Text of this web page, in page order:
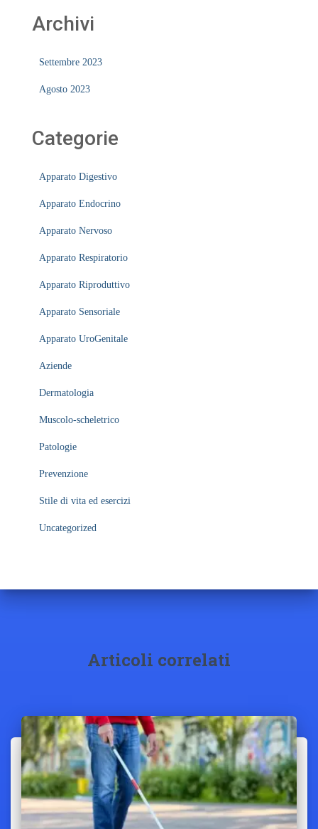
Archivi
Settembre 2023
Agosto 2023
Categorie
Apparato Digestivo
Apparato Endocrino
Apparato Nervoso
Apparato Respiratorio
Apparato Riproduttivo
Apparato Sensoriale
Apparato UroGenitale
Aziende
Dermatologia
Muscolo-scheletrico
Patologie
Prevenzione
Stile di vita ed esercizi
Uncategorized
Articoli correlati